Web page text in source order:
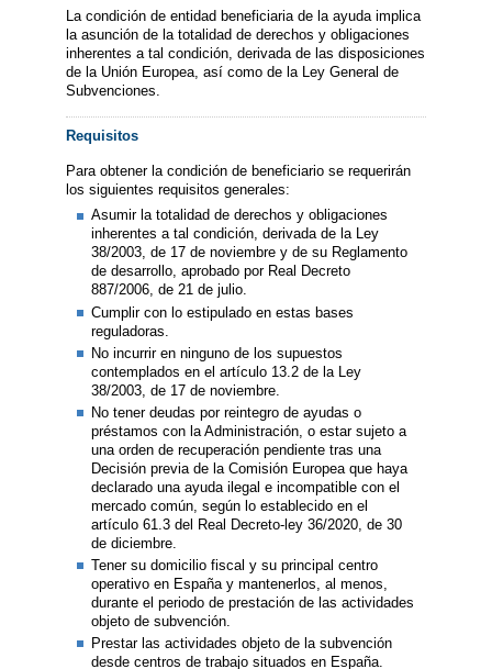
La condición de entidad beneficiaria de la ayuda implica
la asunción de la totalidad de derechos y obligaciones
inherentes a tal condición, derivada de las disposiciones
de la Unión Europea, así como de la Ley General de
Subvenciones.
Requisitos
Para obtener la condición de beneficiario se requerirán
los siguientes requisitos generales:
Asumir la totalidad de derechos y obligaciones
inherentes a tal condición, derivada de la Ley
38/2003, de 17 de noviembre y de su Reglamento
de desarrollo, aprobado por Real Decreto
887/2006, de 21 de julio.
Cumplir con lo estipulado en estas bases
reguladoras.
No incurrir en ninguno de los supuestos
contemplados en el artículo 13.2 de la Ley
38/2003, de 17 de noviembre.
No tener deudas por reintegro de ayudas o
préstamos con la Administración, o estar sujeto a
una orden de recuperación pendiente tras una
Decisión previa de la Comisión Europea que haya
declarado una ayuda ilegal e incompatible con el
mercado común, según lo establecido en el
artículo 61.3 del Real Decreto-ley 36/2020, de 30
de diciembre.
Tener su domicilio fiscal y su principal centro
operativo en España y mantenerlos, al menos,
durante el periodo de prestación de las actividades
objeto de subvención.
Prestar las actividades objeto de la subvención
desde centros de trabajo situados en España.